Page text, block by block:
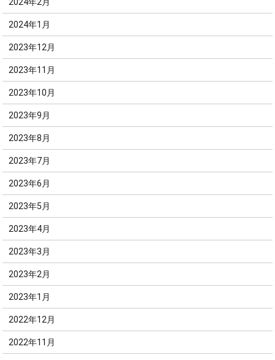
2024年2月
2024年1月
2023年12月
2023年11月
2023年10月
2023年9月
2023年8月
2023年7月
2023年6月
2023年5月
2023年4月
2023年3月
2023年2月
2023年1月
2022年12月
2022年11月